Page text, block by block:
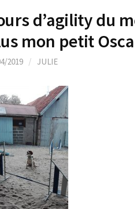
d’agility du
mon petit
2019 / JULIE